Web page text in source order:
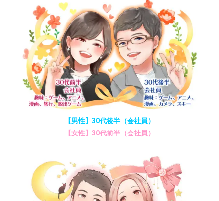
【男性】30代後半（会社員）
【女性】30代前半（会社員）